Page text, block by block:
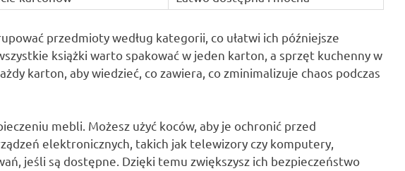
przedmioty według kategorii, co ułatwi ich późniejsze
książki warto spakować w jeden karton, a sprzęt kuchenny w
karton, aby wiedzieć, co zawiera, co zminimalizuje chaos podczas
mebli. Możesz użyć koców, aby je ochronić przed
elektronicznych, takich jak telewizory czy komputery,
jeśli są dostępne. Dzięki temu zwiększysz ich bezpieczeństwo